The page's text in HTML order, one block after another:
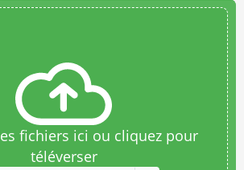
fichiers ici ou cliquez pour
téléverser